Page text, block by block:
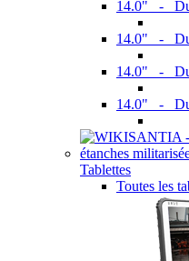
14.0" -
14.0" -
14.0" -
14.0" -
Tablettes
Toutes les